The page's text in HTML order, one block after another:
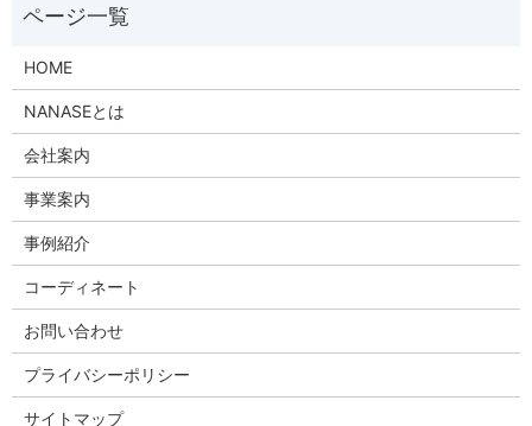
HOME
NANASEとは
会社案内
事業案内
事例紹介
コーディネート
お問い合わせ
プライバシーポリシー
サイトマップ